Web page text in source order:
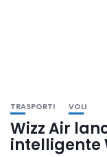
TRASPORTI VOLI
Wizz Air
intelligente